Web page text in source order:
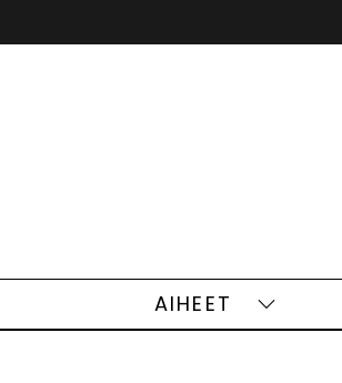
AIHEET
Aiheet